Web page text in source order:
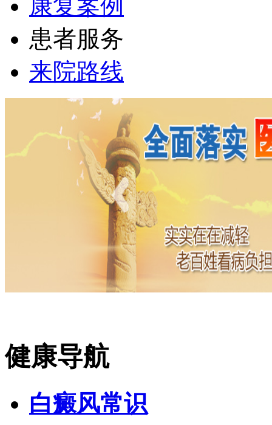
康复案例
患者服务
来院路线
健康导航
白癜风常识